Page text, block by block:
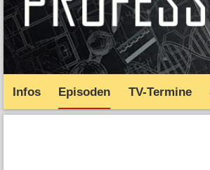
Infos Episoden TV-Termine